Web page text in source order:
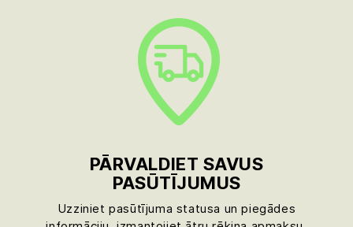
PĀRVALDIET SAVUS
PASŪTĪJUMUS
Uzziniet pasūtījuma statusa un piegādes